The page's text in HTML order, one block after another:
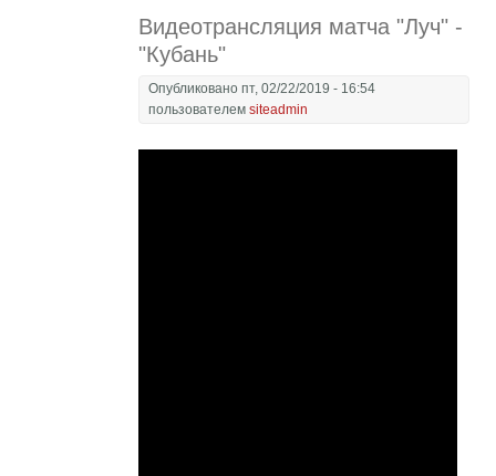
Видеотрансляция матча "Луч" -
"Кубань"
Опубликовано пт, 02/22/2019 - 16:54
пользователемsiteadmin